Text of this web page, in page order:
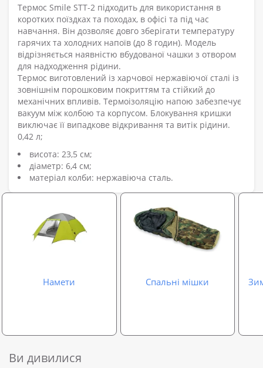
Термос Smile STT-2 підходить для використання в
коротких поїздках та походах, в офісі та під час
навчання. Він дозволяє довго зберігати температуру
гарячих та холодних напоїв (до 8 годин). Модель
відрізняється наявністю вбудованої чашки з отвором
для надходження рідини.
Термос виготовлений із харчової нержавіючої сталі із
зовнішнім порошковим покриттям та стійкий до
механічних впливів. Термоізоляцію напою забезпечує
вакуум між колбою та корпусом. Блокування кришки
виключає її випадкове відкривання та витік рідини.
0,42 л;
висота: 23,5 см;
діаметр: 6,4 см;
матеріал колби: нержавіюча сталь.
Намети Спальні мішки
Ви дивилися